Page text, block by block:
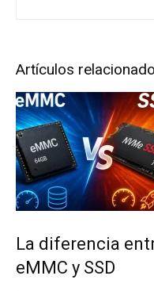
Artículos
La diferencia
eMMC y SSD